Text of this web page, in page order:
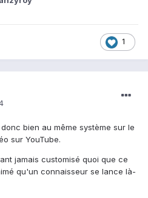
1
bien au même système sur le
sur YouTube.
jamais customisé quoi que ce
qu'un connaisseur se lance là-